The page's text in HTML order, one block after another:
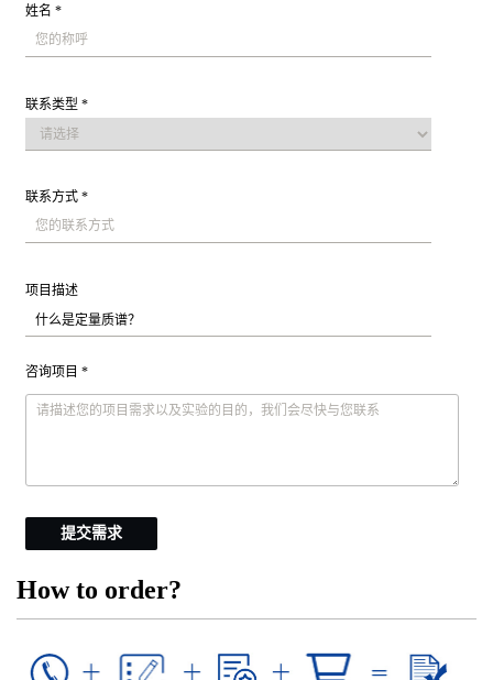
姓名 *
联系类型 *
联系方式 *
项目描述
咨询项目 *
提交需求
How to order?